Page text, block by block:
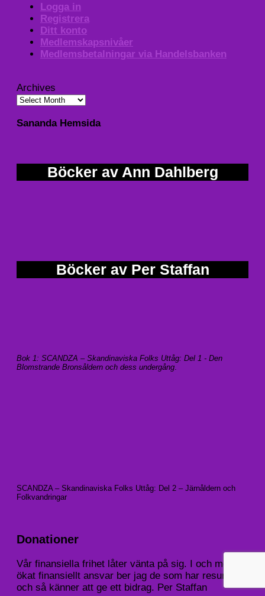
Logga in
Registrera
Ditt konto
Medlemskapsnivåer
Medlemsbetalningar via Handelsbanken
Archives
Sananda Hemsida
Böcker av Ann Dahlberg
Böcker av Per Staffan
Bok 1: SCANDZA – Skandinaviska Folks Uttåg: Del 1 - Den
Blomstrande Bronsåldern och dess undergång.
SCANDZA – Skandinaviska Folks Uttåg: Del 2 – Järnåldern och
Folkvandringar
Donationer
Vår finansiella frihet låter vänta på sig. I och med
ökat finansiellt ansvar ber jag de som har resurser
och så känner att ge ett bidrag. Per Staffan